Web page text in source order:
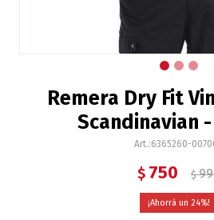
Remera Dry Fit
Scandinavian
6365260-
$ 750 $
24